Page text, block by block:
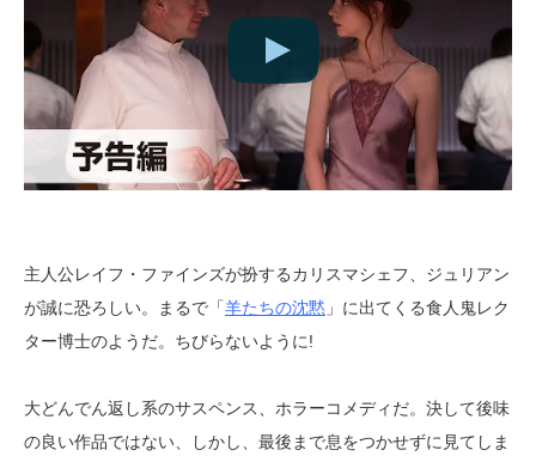
主人公レイフ・ファインズが扮するカリスマシェフ、ジュリアン
が誠に恐ろしい。まるで「羊たちの沈黙 」に出てくる食人鬼レク
ター博士のようだ。ちびらないように!
大どんでん返し系のサスペンス、ホラーコメディだ。決して後味
の良い作品ではない、しかし、最後まで息をつかせずに見てしま